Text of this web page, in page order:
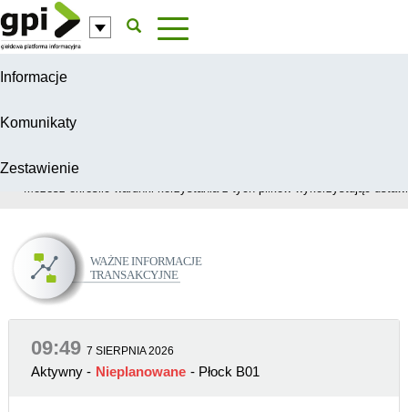
Przejdź do komentarzy
Informacje
Komunikaty
Zestawienie
W celu świadczenia usług na najwyższym poziomie, serwis GPI
Możesz określić warunki korzystania z tych plików wykorzystując
Ważne Informacje Transakcyjne
09:49 7 SIERPNIA 2026
Aktywny- Nieplanowane - Płock B01